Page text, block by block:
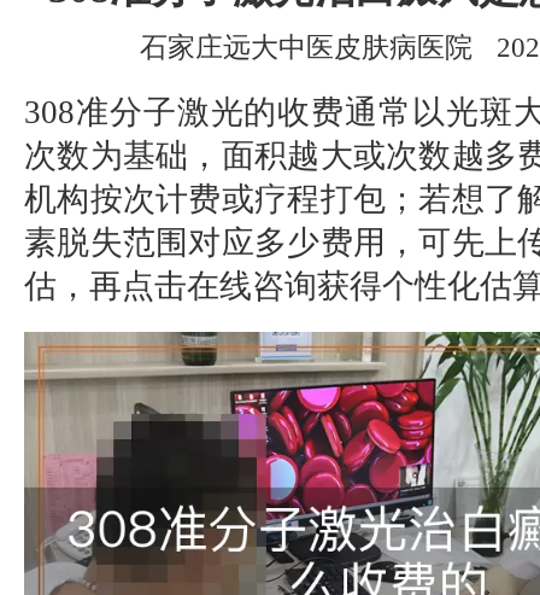
石家庄远大中医皮肤病医院
308准分子激光的收费通常以光斑
次数为基础，面积越大或次数越多
机构按次计费或疗程打包；若想了
素脱失范围对应多少费用，可先上
估，再点击在线咨询获得个性化估